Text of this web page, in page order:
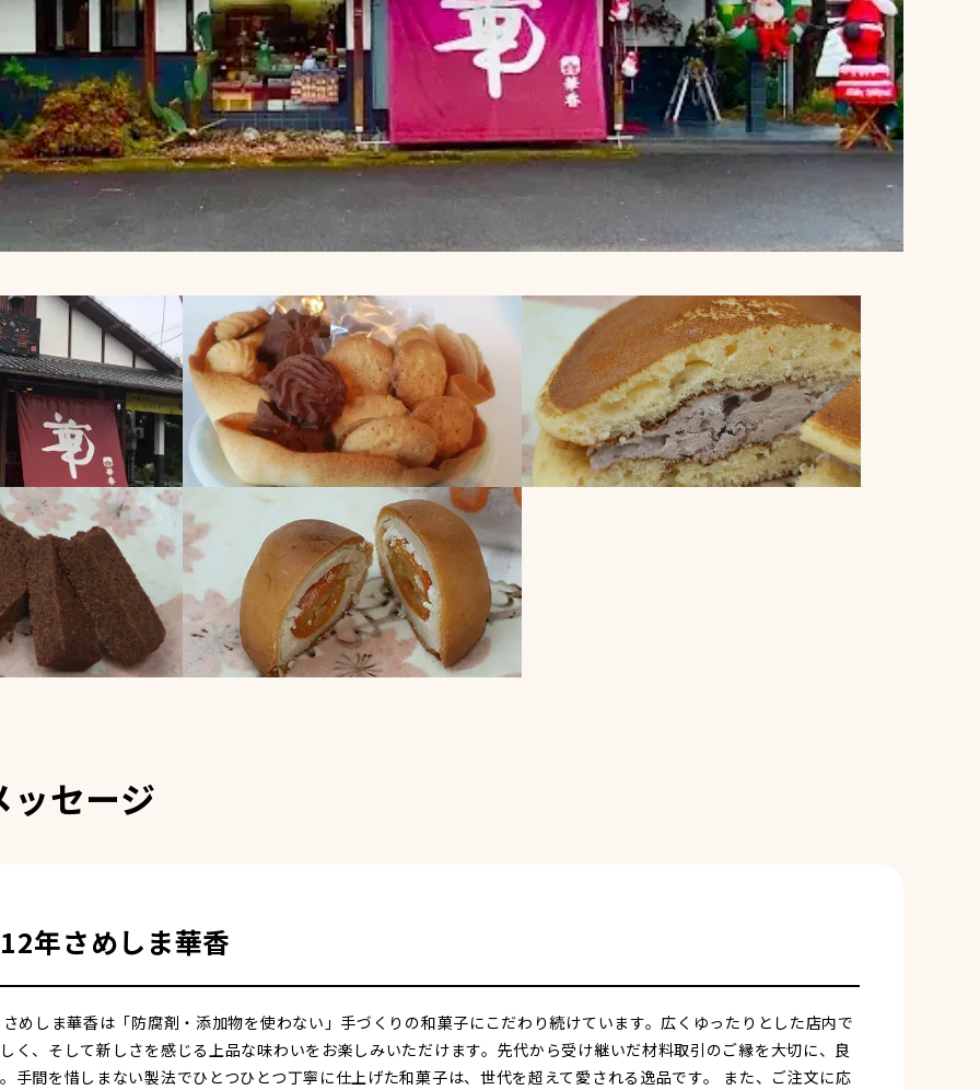
ッセージ
年さめしま華香
めしま華香は「防腐剤・添加物を使わない」手づくりの和菓子にこだわり続けています。広くゆったりとした店内で
く、そして新しさを感じる上品な味わいをお楽しみいただけます。先代から受け継いだ材料取引のご縁を大切に、良
手間を惜しまない製法でひとつひとつ丁寧に仕上げた和菓子は、世代を超えて愛される逸品です。 また、ご注文に応